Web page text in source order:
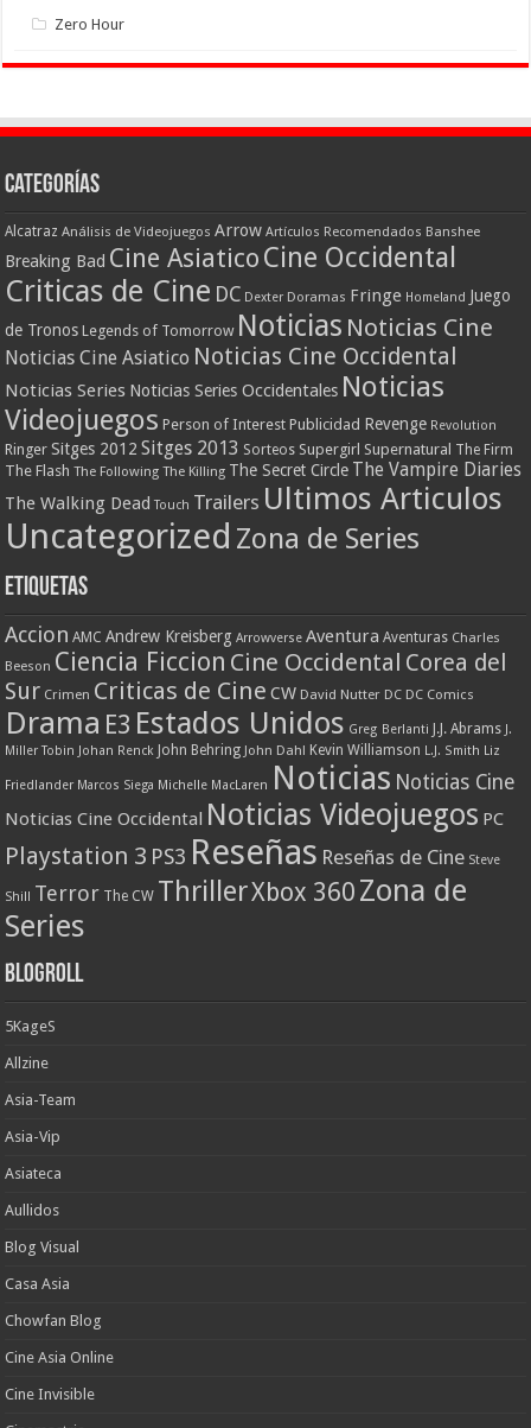
Zero Hour
Categorías
Alcatraz Análisis de Videojuegos Arrow Artículos Recomendados Banshee
Breaking Bad Cine AsiaticoCine Occidental
Criticas de Cine DC Dexter Doramas Fringe Homeland Juego
de Tronos Legends of Tomorrow Noticias Noticias Cine
Noticias Cine Asiatico Noticias Cine Occidental
Noticias Series Noticias Series Occidentales Noticias
Videojuegos Person of Interest Publicidad Revenge Revolution
Ringer Sitges 2012 Sitges 2013 Sorteos Supergirl Supernatural The Firm
The Flash The Following The Killing The Secret Circle The Vampire Diaries
The Walking Dead Touch Trailers Ultimos Articulos
Uncategorized Zona de Series
Etiquetas
Accion AMC Andrew Kreisberg Arrowverse Aventura Aventuras Charles
Beeson Ciencia Ficcion Cine Occidental Corea del
Sur Crimen Criticas de Cine CW David Nutter DC DC Comics
Drama E3 Estados Unidos Greg Berlanti J.J. Abrams J.
Miller Tobin
Johan Renck John Behring John Dahl Kevin Williamson L.J. Smith Liz
Friedlander Marcos Siega Michelle MacLaren Noticias Noticias Cine
Noticias Cine Occidental Noticias Videojuegos PC
Playstation 3 PS3 Reseñas Reseñas de Cine Steve
Shill Terror The CW ThrillerXbox 360 Zona de
Series
Blogroll
5KageS
Allzine
Asia-Team
Asia-Vip
Asiateca
Aullidos
Blog Visual
Casa Asia
Chowfan Blog
Cine Asia Online
Cine Invisible